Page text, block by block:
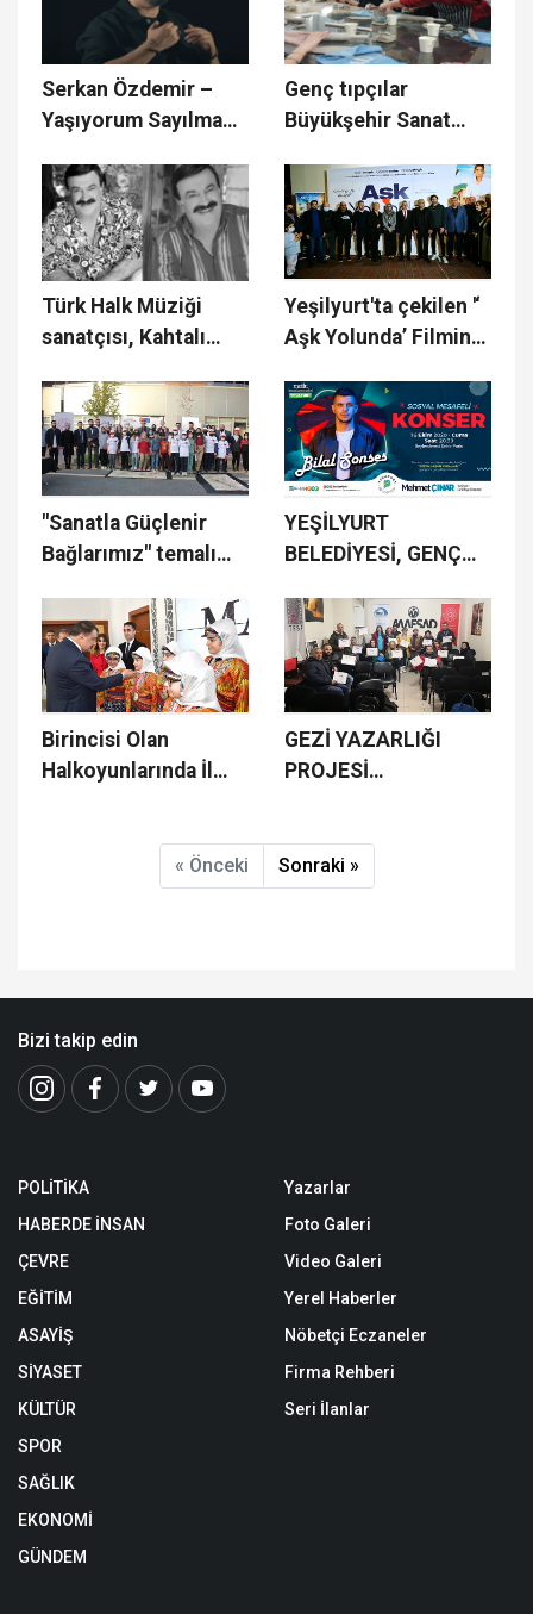
Serkan Özdemir –
Yaşıyorum Sayılmam
Genç tıpçılar
Büyükşehir Sanat
seramikle buluştu
Türk Halk Müziği
sanatçısı, Kahtalı
kaybetti
Yeşilyurt'ta çekilen '‘
Aşk Yolunda’ Filminin
"Sanatla Güçlenir
Bağlarımız" temalı
halkın beğenisine
sunuldu
YEŞİLYURT
BELEDİYESİ, GENÇ
SONSES'İ
MALATYA'LI
HAYRANLARIYLA
BULUŞTURACAK
Birincisi Olan
Halkoyunlarında İl
GEZİ YAZARLIĞI
PROJESİ
« Önceki Sonraki »
Bizi takip edin
POLİTİKA
HABERDE İNSAN
ÇEVRE
EĞİTİM
ASAYİŞ
SİYASET
KÜLTÜR
SPOR
SAĞLIK
EKONOMİ
GÜNDEM
Yazarlar
Foto Galeri
Video Galeri
Yerel Haberler
Nöbetçi Eczaneler
Firma Rehberi
Seri İlanlar